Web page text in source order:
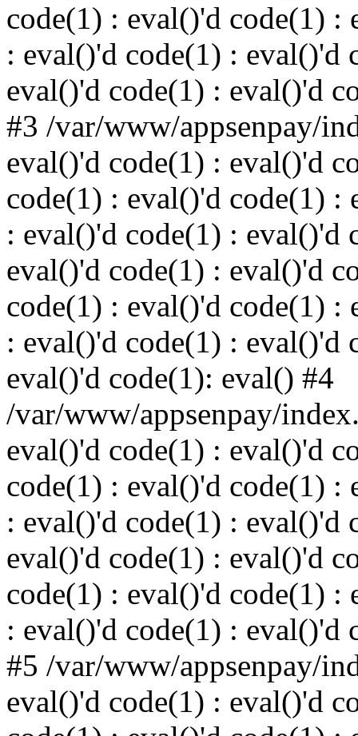
code(1) : eval()'d code(1) :
: eval()'d code(1) : eval()'d
eval()'d code(1) : eval()'d
#3 /var/www/appsenpay/
eval()'d code(1) : eval()'d
code(1) : eval()'d code(1) :
: eval()'d code(1) : eval()'d
eval()'d code(1) : eval()'d
code(1) : eval()'d code(1) :
: eval()'d code(1) : eval()'d
eval()'d code(1): eval() #4
/var/www/appsenpay/
eval()'d code(1) : eval()'d
code(1) : eval()'d code(1) :
: eval()'d code(1) : eval()'d
eval()'d code(1) : eval()'d
code(1) : eval()'d code(1) :
: eval()'d code(1) : eval()'d
#5 /var/www/appsenpay/
eval()'d code(1) : eval()'d